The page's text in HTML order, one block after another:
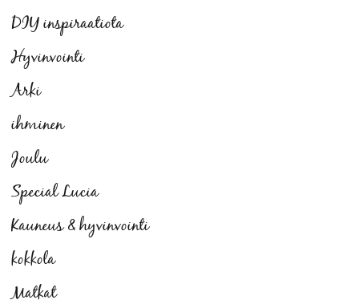
DIY inspiraatiota
Hyvinvointi
Arki
ihminen
Joulu
Special Lucia
Kauneus & hyvinvointi
kokkola
Matkat